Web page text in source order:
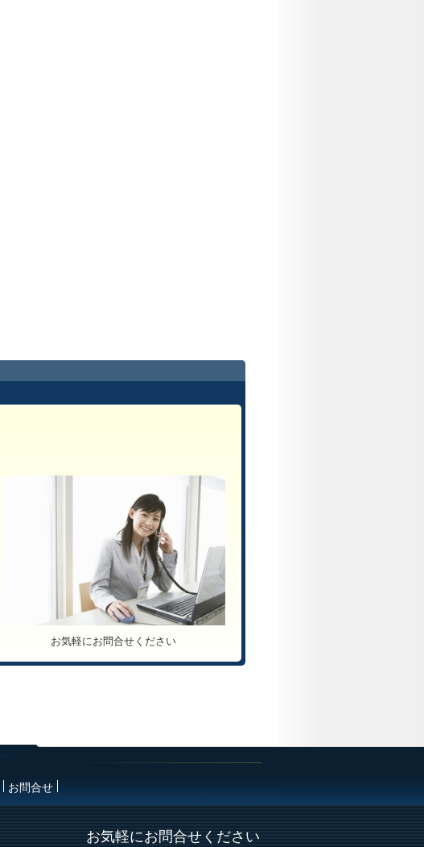
お気軽にお問合せください
お問合せ
お気軽にお問合せください